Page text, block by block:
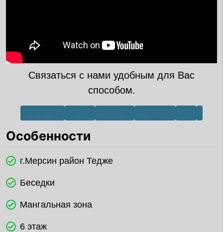
Связаться с нами удобным для Вас
способом.
Особенности
г.Мерсин район Тедже
Беседки
Мангальная зона
6 этаж